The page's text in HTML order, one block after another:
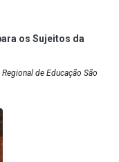
os Sujeitos da
de Educação São